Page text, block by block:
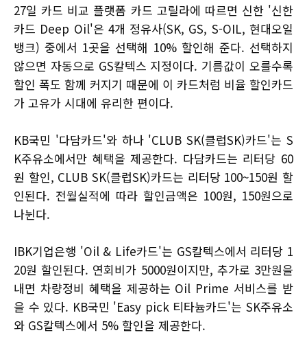
27일 카드 비교 플랫폼 카드 고릴라에 따르면 신한 '신한
카드 Deep Oil'은 4개 정유사(SK, GS, S-OIL, 현대오일
뱅크) 중에서 1곳을 선택해 10% 할인해 준다. 선택하지
않으면 자동으로 GS칼텍스 지정이다. 기름값이 오를수록
할인 폭도 함께 커지기 때문에 이 카드처럼 비율 할인카드
가 고유가 시대에 유리한 편이다.
KB국민 '다담카드'와 하나 'CLUB SK(클럽SK)카드'는 S
K주유소에서만 혜택을 제공한다. 다담카드는 리터당 60
원 할인, CLUB SK(클럽SK)카드는 리터당 100~150원 할
인된다. 전월실적에 따라 할인금액은 100원, 150원으로
나뉜다.
IBK기업은행 'Oil & Life카드'는 GS칼텍스에서 리터당 1
20원 할인된다. 연회비가 5000원이지만, 추가로 3만원을
내면 차량정비 혜택을 제공하는 Oil Prime 서비스를 받
을 수 있다. KB국민 'Easy pick 티타늄카드'는 SK주유소
와 GS칼텍스에서 5% 할인을 제공한다.